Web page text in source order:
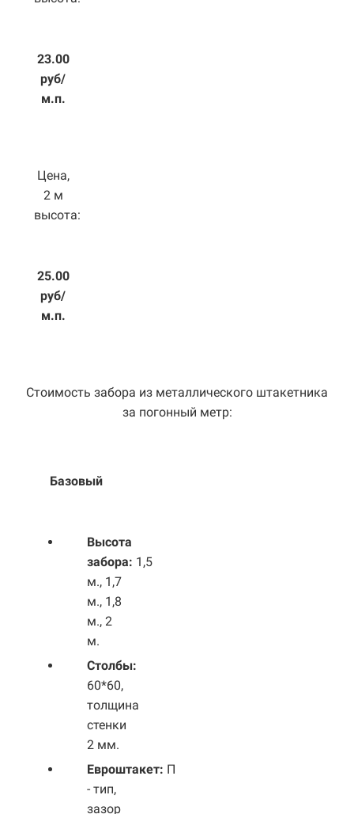
23.00
руб/
м.п.
Цена,
2 м
высота:
25.00
руб/
м.п.
Стоимость забора из металлического штакетника
за погонный метр:
Базовый
Высота
забора: 1,5
м., 1,7
м., 1,8
м., 2
м.
Столбы:
60*60,
толщина
стенки
2 мм.
Евроштакет: П
- тип,
зазор